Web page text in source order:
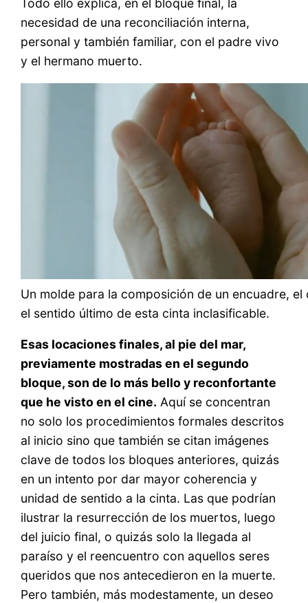
Todo ello explica, en el bloque final, la
necesidad de una reconciliación interna,
personal y también familiar, con el padre vivo
y el hermano muerto.
Un molde para la composición de un encuadre, el
el sentido último de esta cinta inclasificable.
Esas locaciones finales, al pie del mar,
previamente mostradas en el segundo
bloque, son de lo más bello y reconfortante
que he visto en el cine. Aquí se concentran
no solo los procedimientos formales descritos
al inicio sino que también se citan imágenes
clave de todos los bloques anteriores, quizás
en un intento por dar mayor coherencia y
unidad de sentido a la cinta. Las que podrían
ilustrar la resurrección de los muertos, luego
del juicio final, o quizás solo la llegada al
paraíso y el reencuentro con aquellos seres
queridos que nos antecedieron en la muerte.
Pero también, más modestamente, un deseo